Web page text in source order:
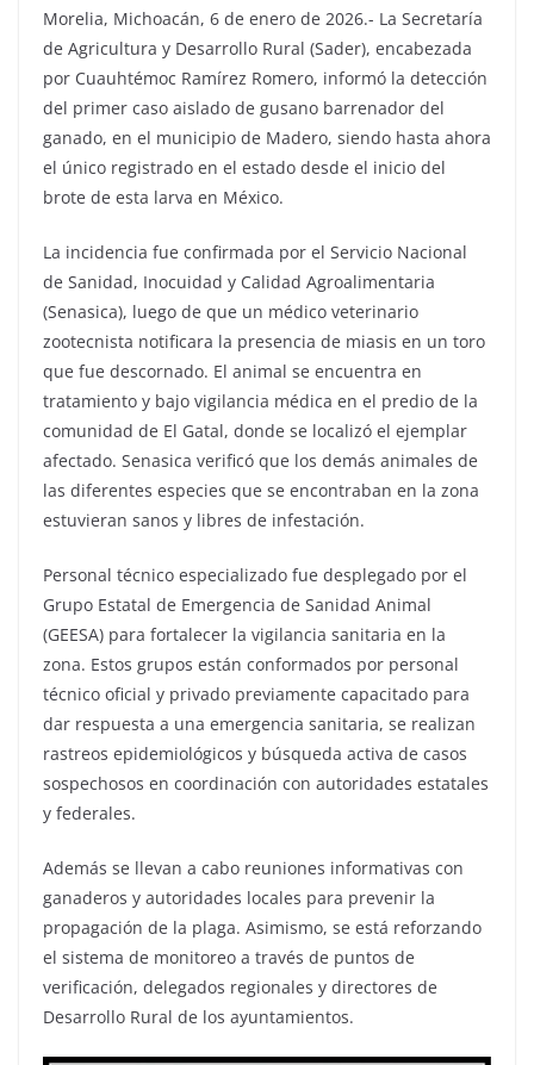
Morelia, Michoacán, 6 de enero de 2026.- La Secretaría
de Agricultura y Desarrollo Rural (Sader), encabezada
por Cuauhtémoc Ramírez Romero, informó la detección
del primer caso aislado de gusano barrenador del
ganado, en el municipio de Madero, siendo hasta ahora
el único registrado en el estado desde el inicio del
brote de esta larva en México.
La incidencia fue confirmada por el Servicio Nacional
de Sanidad, Inocuidad y Calidad Agroalimentaria
(Senasica), luego de que un médico veterinario
zootecnista notificara la presencia de miasis en un toro
que fue descornado. El animal se encuentra en
tratamiento y bajo vigilancia médica en el predio de la
comunidad de El Gatal, donde se localizó el ejemplar
afectado. Senasica verificó que los demás animales de
las diferentes especies que se encontraban en la zona
estuvieran sanos y libres de infestación.
Personal técnico especializado fue desplegado por el
Grupo Estatal de Emergencia de Sanidad Animal
(GEESA) para fortalecer la vigilancia sanitaria en la
zona. Estos grupos están conformados por personal
técnico oficial y privado previamente capacitado para
dar respuesta a una emergencia sanitaria, se realizan
rastreos epidemiológicos y búsqueda activa de casos
sospechosos en coordinación con autoridades estatales
y federales.
Además se llevan a cabo reuniones informativas con
ganaderos y autoridades locales para prevenir la
propagación de la plaga. Asimismo, se está reforzando
el sistema de monitoreo a través de puntos de
verificación, delegados regionales y directores de
Desarrollo Rural de los ayuntamientos.